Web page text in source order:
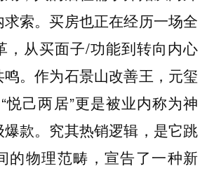
索。买房也正在经历一场全
，从买面子/功能到转向内心
。作为石景山改善王，元玺
悦己两居”更是被业内称为神
爆款。究其热销逻辑，是它跳
的物理范畴，宣告了一种新